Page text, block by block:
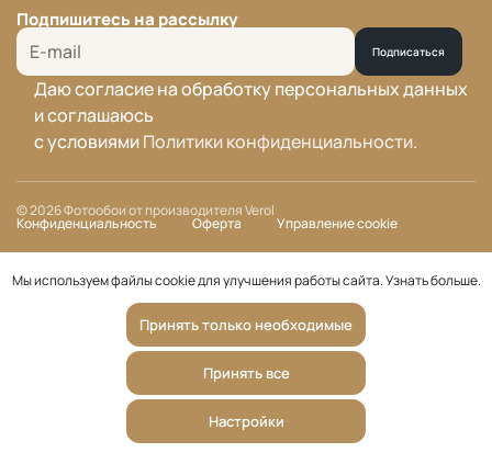
Подпишитесь на рассылку
Подписаться
Даю согласие на обработку персональных данных
и соглашаюсь
с условиямиПолитики конфиденциальности.
© 2026 Фотообои от производителя Verol
Конфиденциальность Оферта Управление cookie
Мы используем файлы cookie для улучшения работы сайта.Узнать больше.
Принять только необходимые
Принять все
Настройки